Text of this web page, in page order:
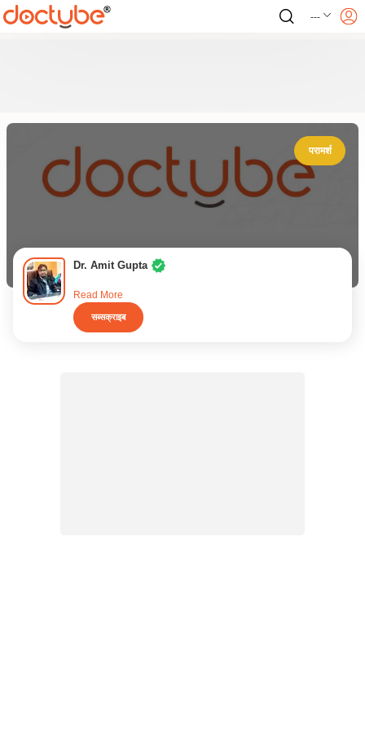
---
परामर्श
Dr. Amit Gupta
Read More
सब्सक्राइब